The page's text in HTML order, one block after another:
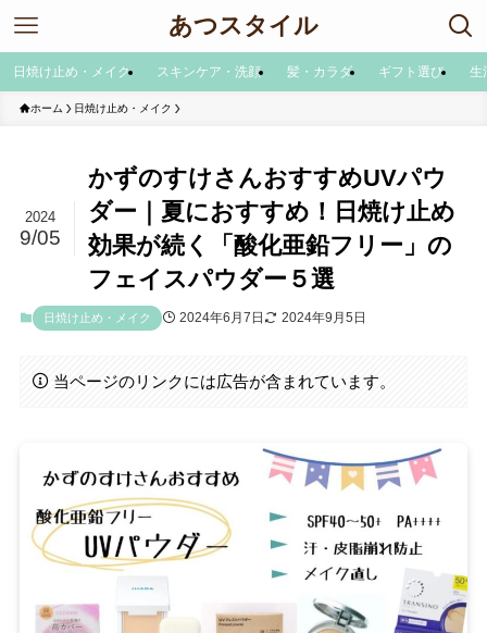
あつスタイル
日焼け止め・メイク スキンケア・洗顔 髪・カラダ ギフト選び 生
ホーム 日焼け止め・メイク
かずのすけさんおすすめUVパウ
ダー｜夏におすすめ！日焼け止め
効果が続く「酸化亜鉛フリー」の
フェイスパウダー５選
2024
9/05
日焼け止め・メイク 2024年6月7日 2024年9月5日
当ページのリンクには広告が含まれています。